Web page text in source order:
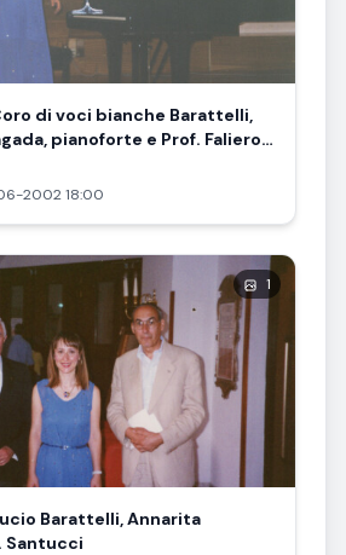
di voci bianche Barattelli,
pianoforte e Prof. Faliero
2002 18:00
1
Barattelli, Annarita
Santucci